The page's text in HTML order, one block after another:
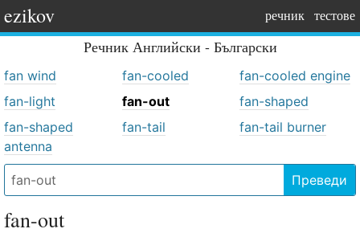
ezikov речник тестове
Речник Английски - Български
fan wind fan-cooled
fan-cooled engine
fan-light
fan-out
fan-shaped
fan-shaped
antenna
fan-tail fan-tail burner
Преведи
fan-out